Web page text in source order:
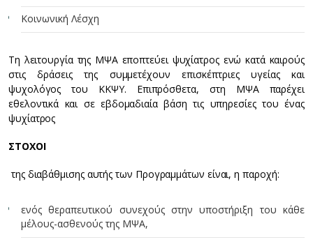
Κοινωνική Λέσχη
Τη λειτουργία της ΜΨΑ εποπτεύει ψυχίατρος ενώ κατά καιρούς
στις δράσεις της συμμετέχουν επισκέπτριες υγείας και
ψυχολόγος του ΚΚΨΥ. Επιπρόσθετα, στη ΜΨΑ παρέχει
εθελοντικά και σε εβδομαδιαία βάση τις υπηρεσίες του ένας
ψυχίατρος
ΣΤΟΧΟΙ
της διαβάθμισης αυτής των Προγραμμάτων είναι, η παροχή:
ενός θεραπευτικού συνεχούς στην υποστήριξη του κάθε
μέλους-ασθενούς της ΜΨΑ,